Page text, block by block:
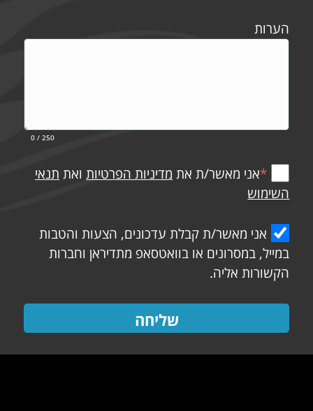
הערות
0 / 250
*אני מאשר/ת את מדיניות הפרטיות ואת תנאי
השימוש
אני מאשר/ת קבלת עדכונים, הצעות והטבות
במייל, במסרונים או בוואטסאפ מתדיראן וחברות
הקשורות אליה.
שליחה